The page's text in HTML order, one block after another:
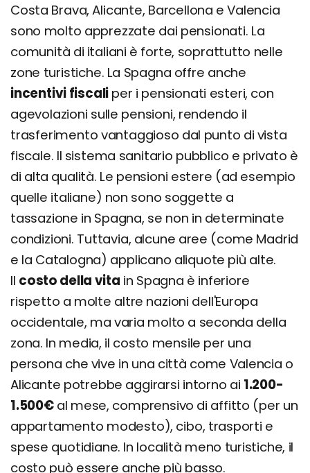
Costa Brava, Alicante, Barcellona e Valencia
sono molto apprezzate dai pensionati. La
comunità di italiani è forte, soprattutto nelle
zone turistiche. La Spagna offre anche
incentivi fiscali per i pensionati esteri, con
agevolazioni sulle pensioni, rendendo il
trasferimento vantaggioso dal punto di vista
fiscale. Il sistema sanitario pubblico e privato è
di alta qualità. Le pensioni estere (ad esempio
quelle italiane) non sono soggette a
tassazione in Spagna, se non in determinate
condizioni. Tuttavia, alcune aree (come Madrid
e la Catalogna) applicano aliquote più alte.
Il costo della vita in Spagna è inferiore
rispetto a molte altre nazioni dell'Europa
occidentale, ma varia molto a seconda della
zona. In media, il costo mensile per una
persona che vive in una città come Valencia o
Alicante potrebbe aggirarsi intorno ai 1.200-
1.500€al mese, comprensivo di affitto (per un
appartamento modesto), cibo, trasporti e
spese quotidiane. In località meno turistiche, il
costo può essere anche più basso.